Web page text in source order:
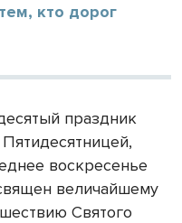
кто дорог
праздник
воскресенье
величайшему
Святого